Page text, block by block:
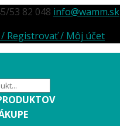
53 82 048 info@wamm.sk
Registrovať / Môj účet